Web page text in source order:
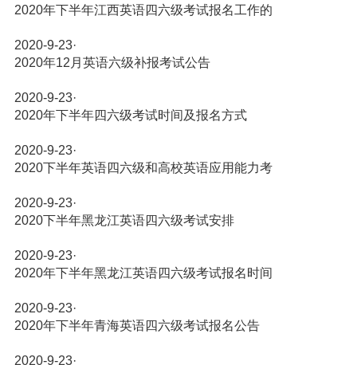
2020年下半年江西英语四六级考试报名工作的
2020-9-23·
2020年12月英语六级补报考试公告
2020-9-23·
2020年下半年四六级考试时间及报名方式
2020-9-23·
2020下半年英语四六级和高校英语应用能力考
2020-9-23·
2020下半年黑龙江英语四六级考试安排
2020-9-23·
2020年下半年黑龙江英语四六级考试报名时间
2020-9-23·
2020年下半年青海英语四六级考试报名公告
2020-9-23·